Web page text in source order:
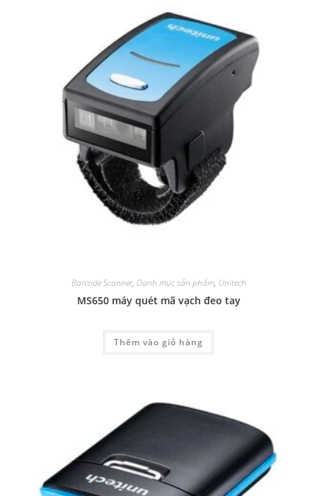
Barcode Scanner, Danh mục sản phẩm, Unitech
MS650 máy quét mã vạch đeo tay
Thêm vào giỏ hàng